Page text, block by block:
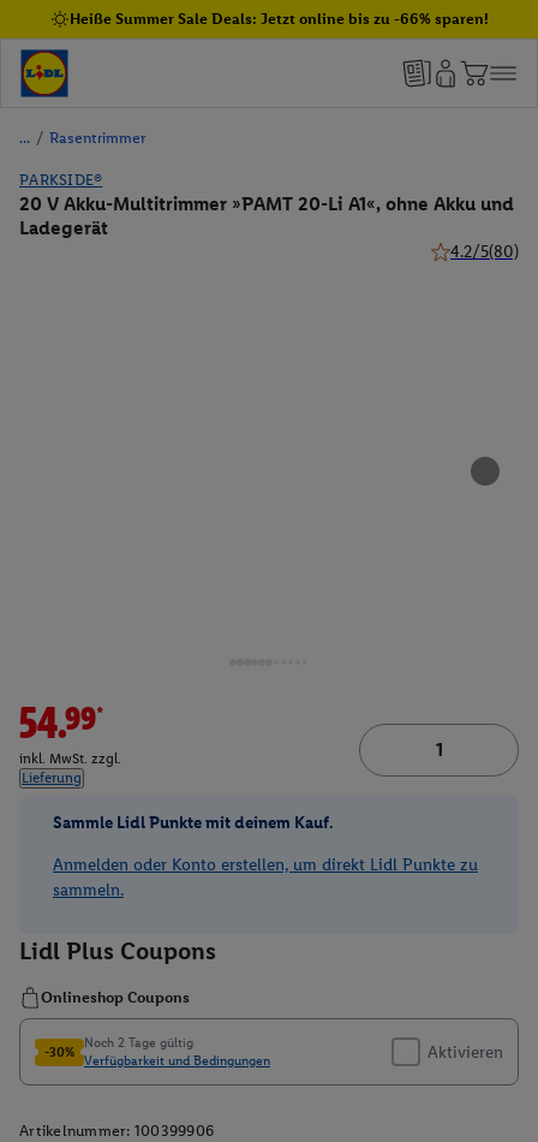
Heiße Summer Sale Deals: Jetzt online bis zu -66% sparen!
/ Rasentrimmer
PARKSIDE®
20 V Akku-Multitrimmer »PAMT 20-Li A1«, ohne Akku und
Ladegerät
4.2/5(80)
54.99*
inkl. MwSt. zzgl.
Lieferung
Sammle Lidl Punkte mit deinem Kauf.
Anmelden oder Konto erstellen, um direkt Lidl Punkte zu
sammeln.
Artikelnummer: 100399906